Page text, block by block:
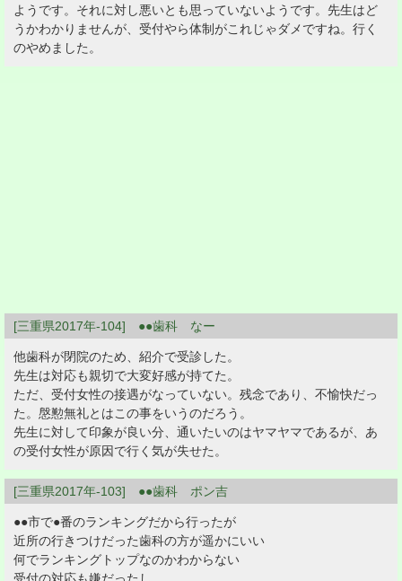
ようです。それに対し悪いとも思っていないようです。先生はど
うかわかりませんが、受付やら体制がこれじゃダメですね。行く
のやめました。
[三重県2017年-104] ●●歯科 なー
他歯科が閉院のため、紹介で受診した。
先生は対応も親切で大変好感が持てた。
ただ、受付女性の接遇がなっていない。残念であり、不愉快だっ
た。慇懃無礼とはこの事をいうのだろう。
先生に対して印象が良い分、通いたいのはヤマヤマであるが、あ
の受付女性が原因で行く気が失せた。
[三重県2017年-103] ●●歯科 ポン吉
●●市で●番のランキングだから行ったが
近所の行きつけだった歯科の方が遥かにいい
何でランキングトップなのかわからない